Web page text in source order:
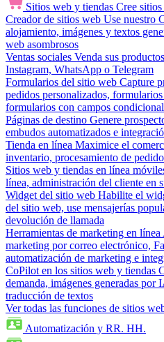
Sitios web y tiendas Cree
Creador de sitios web Use nuestro
alojamiento, imágenes y textos
web asombrosos
Ventas sociales Venda sus
Instagram, WhatsApp o Telegram
Formularios del sitio web Capture
pedidos personalizados,
formularios con campos
Páginas de destino Genere
embudos automatizados e
Tienda en línea Maximice el
inventario, procesamiento de
Sitios web y tiendas en línea
línea, administración del cliente en
Widget del sitio web Habilite el
del sitio web, use mensajerías
devolución de llamada
Herramientas de marketing en línea
marketing por correo electrónico,
automatización de marketing e
CoPilot en los sitios web y tiendas
demanda, imágenes generadas por
traducción de textos
Ver todas las funciones de sitios
Automatización y RR. HH.